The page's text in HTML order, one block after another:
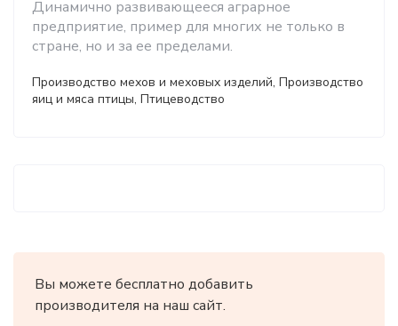
Динамично развивающееся аграрное
предприятие, пример для многих не только в
стране, но и за ее пределами.
Производство мехов и меховых изделий, Производство
яиц и мяса птицы, Птицеводство
Вы можете бесплатно добавить
производителя на наш сайт.